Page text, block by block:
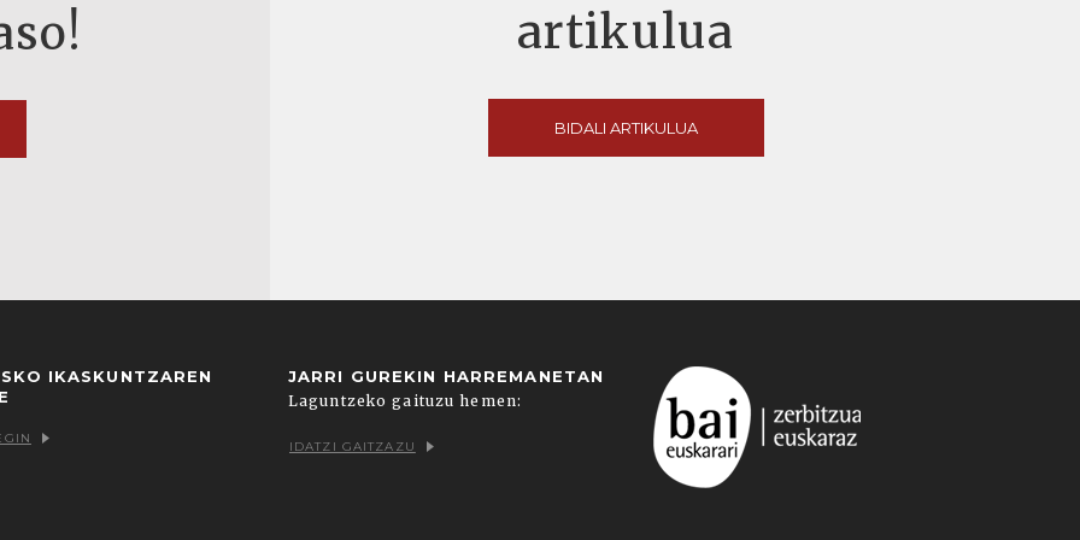
artikulua
BIDALI ARTIKULUA
IKASKUNTZAREN
JARRI GUREKIN HARREMANETAN
Laguntzeko gaituzu hemen:
IDATZI GAITZAZU